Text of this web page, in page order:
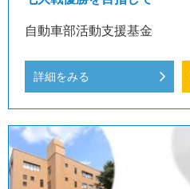
自動車部活動支援基金
詳細をみる